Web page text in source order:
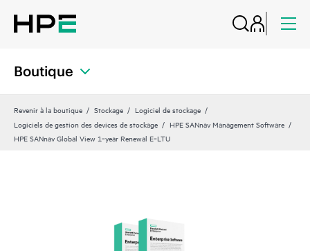
Boutique
Revenir à la boutique Stockage
Logiciel de stockage
Logiciels de gestion des devices de stockage
HPE SANnav Management Software
HPE SANnav Global View 1‑year Renewal E‑LTU